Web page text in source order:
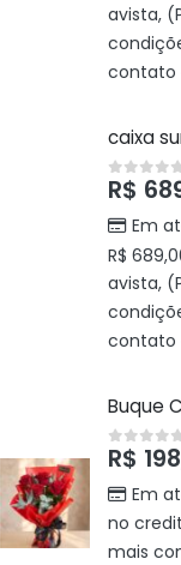
avista,
contato
caixa
0out
R$
Em
R$
avista,
contato
Buque
0out
R$
Em
no
mais